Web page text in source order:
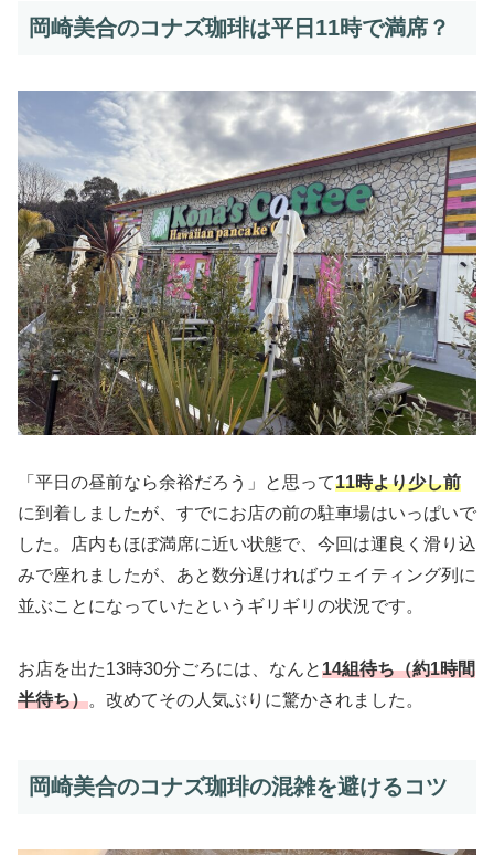
岡崎美合のコナズ珈琲は平日11時で満席？
「平日の昼前なら余裕だろう」と思って11時より少し前
に到着しましたが、すでにお店の前の駐車場はいっぱいで
した。店内もほぼ満席に近い状態で、今回は運良く滑り込
みで座れましたが、あと数分遅ければウェイティング列に
並ぶことになっていたというギリギリの状況です。
お店を出た13時30分ごろには、なんと14組待ち（約1時間
半待ち）。改めてその人気ぶりに驚かされました。
岡崎美合のコナズ珈琲の混雑を避けるコツ